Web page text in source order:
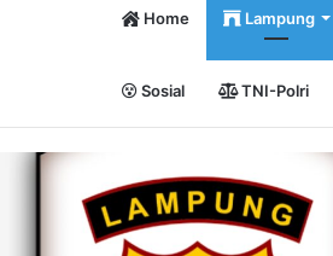
Home Lampung
Sosial TNI-Polri